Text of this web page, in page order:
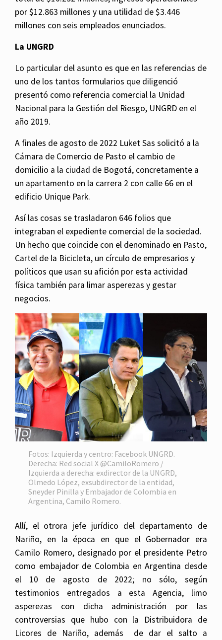
por $12.863 millones y una utilidad de $3.446
millones con seis empleados enunciados.
La UNGRD
Lo particular del asunto es que en las referencias de
uno de los tantos formularios que diligenció
presentó como referencia comercial la Unidad
Nacional para la Gestión del Riesgo, UNGRD en el
año 2019.
A finales de agosto de 2022 Luket Sas solicitó a la
Cámara de Comercio de Pasto el cambio de
domicilio a la ciudad de Bogotá, concretamente a
un apartamento en la carrera 2 con calle 66 en el
edificio Unique Park.
Así las cosas se trasladaron 646 folios que
integraban el expediente comercial de la sociedad.
Un hecho que coincide con el denominado en Pasto,
Cartel de la Bicicleta, un círculo de empresarios y
políticos que usan su afición por esta actividad
física también para limar asperezas y gestar
negocios.
Fotos: Izquierda y centro: Facebook UNGRD.
Derecha: Red social X @CamiloRomero /
Izquierda a derecha: exdirector de la UNGRD,
Olmedo López, exsubdirector de la entidad,
Sneyder Pinilla y Embajador de Colombia en
Argentina, Camilo Romero.
Allí, el otrora jefe jurídico del departamento de
Nariño, en la época en que el Gobernador era
Camilo Romero, designado por el presidente Petro
como embajador de Colombia en Argentina desde
el 10 de agosto de 2022; no sólo, según
testimonios entregados a esta Agencia, limo
asperezas con dicha administración por las
controversias que hubo con la Distribuidora de
Licores de Nariño, además de dar el salto a